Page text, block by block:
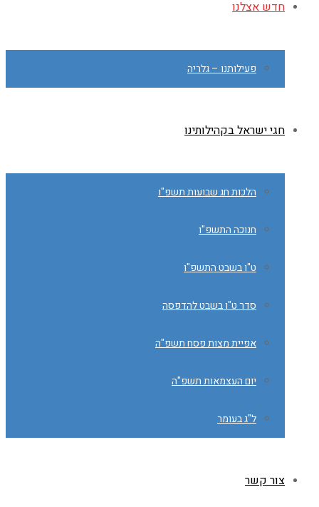
חדש אצלנו
פעילותנו – גלריה
חגי ישראל בקהילותינו
הלכות חג שבועות תשפ"ו
חנוכה התשפ"ו
ט"ו בשבט התשפ"ו
סדר ט"ו בשבט להדפסה
אפיית מצות פסח תשפ"ה
יום העצמאות תשפ"ה
ל"ג בעומר
צור קשר